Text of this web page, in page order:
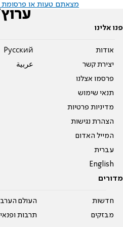
מצאתם טעות או פרסומת
פנו אלינו
אודות
יצירת קשר
פרסמו אצלנו
תנאי שימוש
מדיניות פרטיות
הצהרת נגישות
המייל האדום
עברית
English
Pусский
عربية
מדורים
חדשות
מבזקים
העולם
תרבות ופנאי